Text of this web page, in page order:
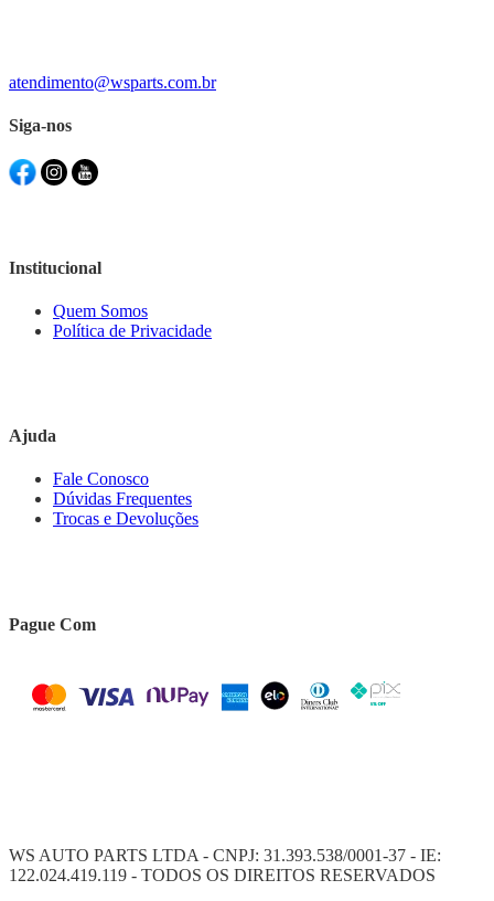
atendimento@wsparts.com.br
Siga-nos
Institucional
Quem Somos
Política de Privacidade
Ajuda
Fale Conosco
Dúvidas Frequentes
Trocas e Devoluções
Pague Com
WS AUTO PARTS LTDA - CNPJ: 31.393.538/0001-37 - IE:
122.024.419.119 - TODOS OS DIREITOS RESERVADOS